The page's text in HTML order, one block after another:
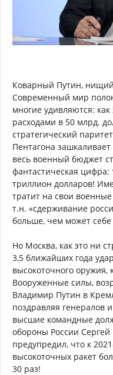
Коварный Путин,
Современный мир
многие удивляются:
расходами в 50 млрд.
стратегический
Пентагона
весь военный бюджет
фантастическая цифра:
триллион долларов!
тратит на свои
т.н. «сдерживание
больше, чем может
Но Москва, как это ни
3,5 ближайших года
высокоточного
Вооруженные силы,
Владимир Путин в
поздравляя генералов
высшие командные
обороны России
предупредил, что к
высокоточных ракет
30 раз!